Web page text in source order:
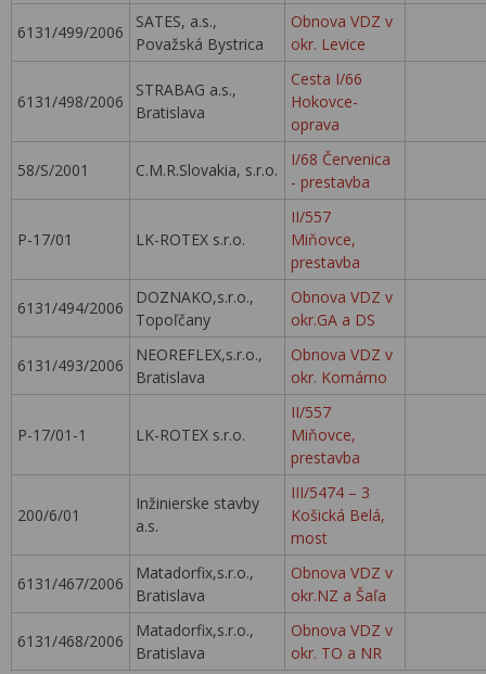
6131/499/2006
SATES, a.s.,
Považská Bystrica
Obnova VDZ v
okr. Levice
6131/498/2006
STRABAG a.s.,
Bratislava
Cesta I/66
Hokovce-
oprava
58/S/2001 C.M.R.Slovakia, s.r.o.
I/68 Červenica
- prestavba
P-17/01 LK-ROTEX s.r.o.
II/557
Miňovce,
prestavba
6131/494/2006
DOZNAKO,s.r.o.,
Topoľčany
Obnova VDZ v
okr.GA a DS
6131/493/2006
NEOREFLEX,s.r.o.,
Bratislava
Obnova VDZ v
okr. Komárno
P-17/01-1 LK-ROTEX s.r.o.
II/557
Miňovce,
prestavba
200/6/01
Inžinierske stavby
a.s.
III/5474 – 3
Košická Belá,
most
6131/467/2006
Matadorfix,s.r.o.,
Bratislava
Obnova VDZ v
okr.NZ a Šaľa
6131/468/2006
Matadorfix,s.r.o.,
Bratislava
Obnova VDZ v
okr. TO a NR